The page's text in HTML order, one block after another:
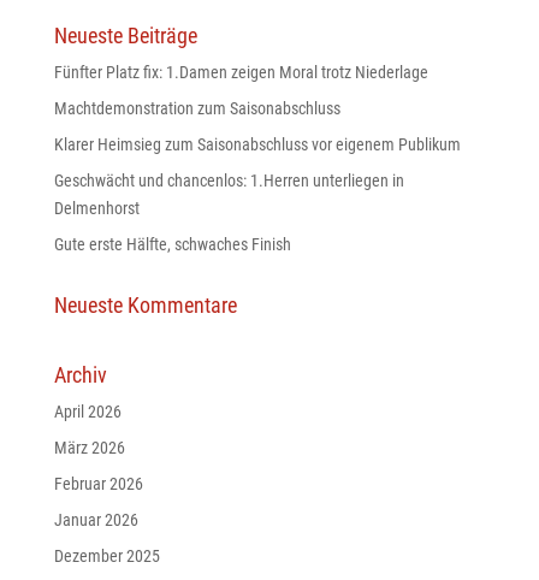
Neueste Beiträge
Fünfter Platz fix: 1.Damen zeigen Moral trotz Niederlage
Machtdemonstration zum Saisonabschluss
Klarer Heimsieg zum Saisonabschluss vor eigenem Publikum
Geschwächt und chancenlos: 1.Herren unterliegen in
Delmenhorst
Gute erste Hälfte, schwaches Finish
Neueste Kommentare
Archiv
April 2026
März 2026
Februar 2026
Januar 2026
Dezember 2025